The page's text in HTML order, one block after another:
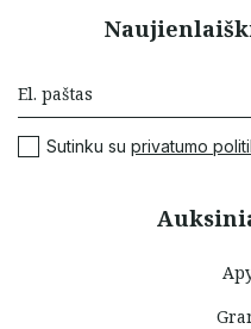
Sutinku su privatumo